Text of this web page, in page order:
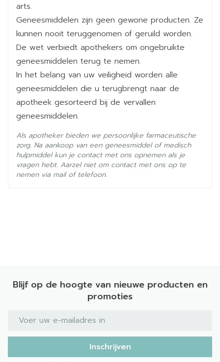
Cardiovasculaire effecten van bèta-agonisten
Vruchtbaarheid
Actieve
Ingrediënten
indacaterol acetaat,
mometason furoaat
Behoud
Kamertemperatuur (15°C -
25°C)
arts.
Geneesmiddelen zijn geen gewone producten. Ze
kunnen nooit teruggenomen of geruild worden.
De wet verbiedt apothekers om ongebruikte
geneesmiddelen terug te nemen.
In het belang van uw veiligheid worden alle
geneesmiddelen die u terugbrengt naar de
apotheek gesorteerd bij de vervallen
geneesmiddelen.
Als apotheker bieden we persoonlijke farmaceutische
zorg. Na aankoop van een geneesmiddel of medisch
hulpmiddel kun je contact met ons opnemen als je
vragen hebt. Aarzel niet om contact met ons op te
nemen via mail of telefoon.
Blijf op de hoogte van nieuwe producten en
promoties
E-mail adres
Inschrijven